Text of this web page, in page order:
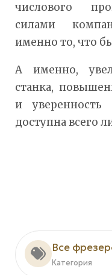
числового
силами
именно то, что
А именно,
станка,
и
доступна всего
Все
Категория